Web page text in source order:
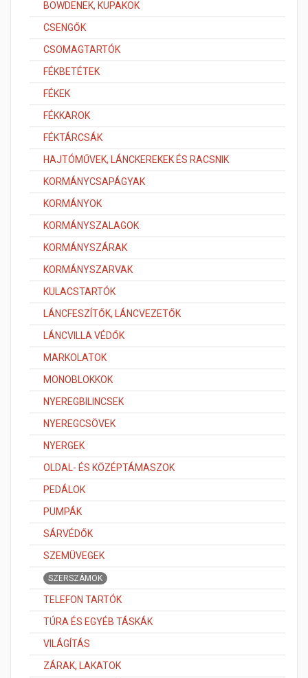
BOWDENEK, KUPAKOK
CSENGŐK
CSOMAGTARTÓK
FÉKBETÉTEK
FÉKEK
FÉKKAROK
FÉKTÁRCSÁK
HAJTÓMŰVEK, LÁNCKEREKEK ÉS RACSNIK
KORMÁNYCSAPÁGYAK
KORMÁNYOK
KORMÁNYSZALAGOK
KORMÁNYSZÁRAK
KORMÁNYSZARVAK
KULACSTARTÓK
LÁNCFESZÍTŐK, LÁNCVEZETŐK
LÁNCVILLA VÉDŐK
MARKOLATOK
MONOBLOKKOK
NYEREGBILINCSEK
NYEREGCSÖVEK
NYERGEK
OLDAL- ÉS KÖZÉPTÁMASZOK
PEDÁLOK
PUMPÁK
SÁRVÉDŐK
SZEMÜVEGEK
SZERSZÁMOK
TELEFON TARTÓK
TÚRA ÉS EGYÉB TÁSKÁK
VILÁGÍTÁS
ZÁRAK, LAKATOK